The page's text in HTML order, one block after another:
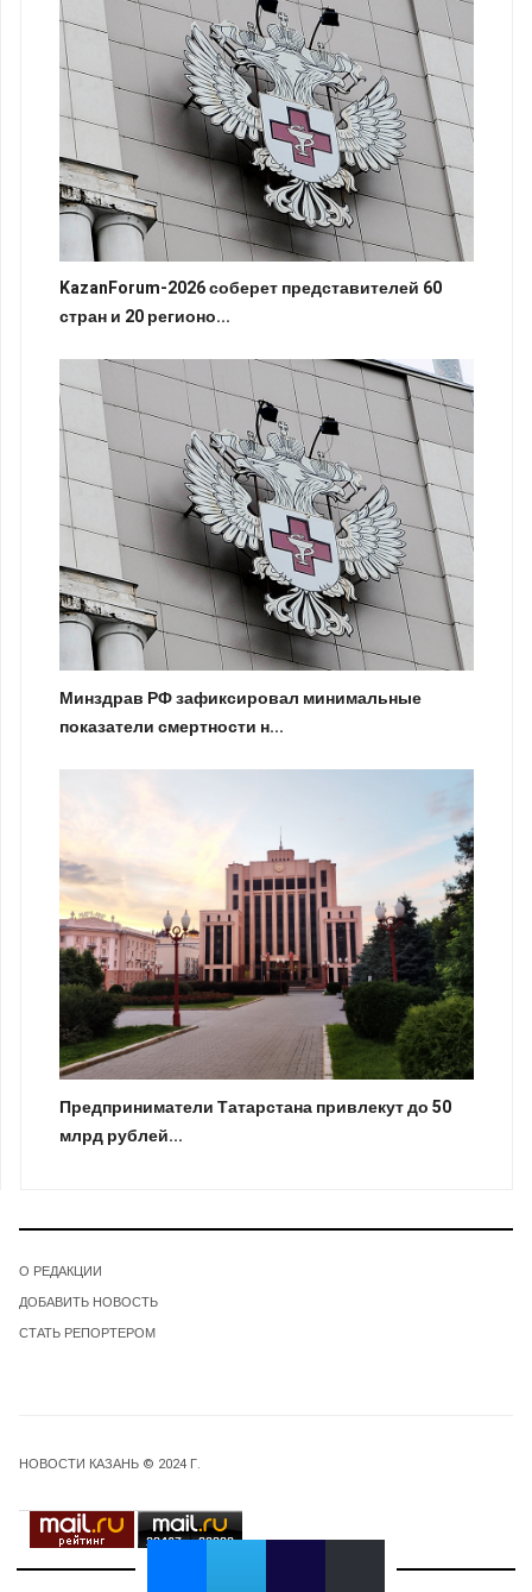
KazanForum-2026 соберет представителей 60
стран и 20 регионо...
Минздрав РФ зафиксировал минимальные
показатели смертности н...
Предприниматели Татарстана привлекут до 50
млрд рублей...
О РЕДАКЦИИ
ДОБАВИТЬ НОВОСТЬ
СТАТЬ РЕПОРТЕРОМ
НОВОСТИ КАЗАНЬ © 2024 Г.
28467 20332